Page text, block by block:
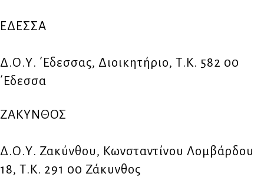
ΕΔΕΣΣΑ
Δ.Ο.Υ. ΄Εδεσσας, Διοικητήριο, Τ.Κ. 582 00
΄Εδεσσα
ΖΑΚΥΝΘΟΣ
Δ.Ο.Υ. Ζακύνθου, Κωνσταντίνου Λομβάρδου
18, Τ.Κ. 291 00 Ζάκυνθος